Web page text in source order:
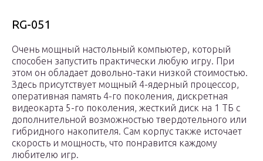
RG-051
Очень мощный настольный компьютер, который
способен запустить практически любую игру. При
этом он обладает довольно-таки низкой стоимостью.
Здесь присутствует мощный 4-ядерный процессор,
оперативная память 4-го поколения, дискретная
видеокарта 5-го поколения, жесткий диск на 1 ТБ с
дополнительной возможностью твердотельного или
гибридного накопителя. Сам корпус также источает
скорость и мощность, что понравится каждому
любителю игр.